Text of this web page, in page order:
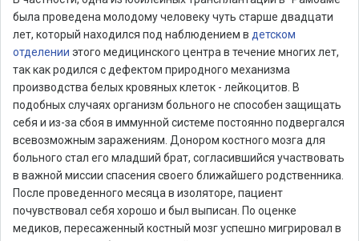
была проведена молодому человеку чуть старше двадцати
лет, который находился под наблюдением в детском
отделении этого медицинского центра в течение многих лет,
так как родился с дефектом природного механизма
производства белых кровяных клеток - лейкоцитов. В
подобных случаях организм больного не способен защищать
себя и из-за сбоя в иммунной системе постоянно подвергался
всевозможным заражениям. Донором костного мозга для
больного стал его младший брат, согласившийся участвовать
в важной миссии спасения своего ближайшего родственника.
После проведенного месяца в изоляторе, пациент
почувствовал себя хорошо и был выписан. По оценке
медиков, пересаженный костный мозг успешно мигрировал в